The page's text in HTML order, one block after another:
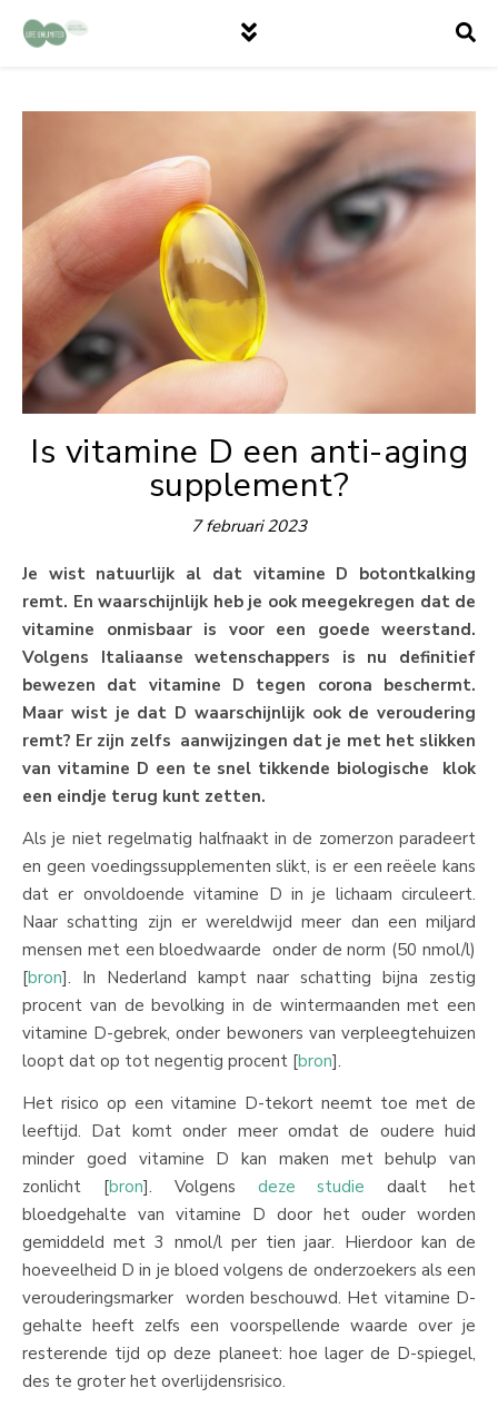
Is vitamine D een anti-aging
supplement?
7 februari 2023
Je wist natuurlijk al dat vitamine D botontkalking
remt. En waarschijnlijk heb je ook meegekregen dat de
vitamine onmisbaar is voor een goede weerstand.
Volgens Italiaanse wetenschappers is nu definitief
bewezen dat vitamine D tegen corona beschermt.
Maar wist je dat D waarschijnlijk ook de veroudering
remt? Er zijn zelfs aanwijzingen dat je met het slikken
van vitamine D een te snel tikkende biologische klok
een eindje terug kunt zetten.
Als je niet regelmatig halfnaakt in de zomerzon paradeert
en geen voedingssupplementen slikt, is er een reëele kans
dat er onvoldoende vitamine D in je lichaam circuleert.
Naar schatting zijn er wereldwijd meer dan een miljard
mensen met een bloedwaarde onder de norm (50 nmol/l)
[bron]. In Nederland kampt naar schatting bijna zestig
procent van de bevolking in de wintermaanden met een
vitamine D-gebrek, onder bewoners van verpleegtehuizen
loopt dat op tot negentig procent [bron].
Het risico op een vitamine D-tekort neemt toe met de
leeftijd. Dat komt onder meer omdat de oudere huid
minder goed vitamine D kan maken met behulp van
zonlicht [bron]. Volgens deze studie daalt het
bloedgehalte van vitamine D door het ouder worden
gemiddeld met 3 nmol/l per tien jaar. Hierdoor kan de
hoeveelheid D in je bloed volgens de onderzoekers als een
verouderingsmarker worden beschouwd. Het vitamine D-
gehalte heeft zelfs een voorspellende waarde over je
resterende tijd op deze planeet: hoe lager de D-spiegel,
des te groter het overlijdensrisico.